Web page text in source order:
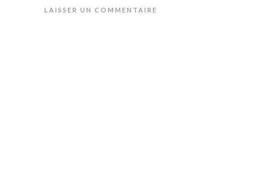
LAISSER UN COMMENTAIRE